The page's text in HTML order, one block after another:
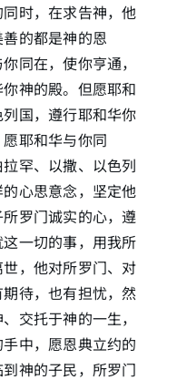
时，在求告神，他
的都是神的恩
同在，使你亨通，
神的殿。但愿耶和
国，遵行耶和华你
耶和华与你同
罕、以撒、以色列
心思意念，坚定他
罗门诚实的心，遵
一切的事，用我所
，他对所罗门、对
待，也有担忧，然
交托于神的一生，
中，愿恩典立约的
神的子民，所罗门